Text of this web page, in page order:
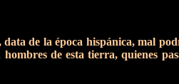
de la época hispánica, mal
de esta tierra, quienes